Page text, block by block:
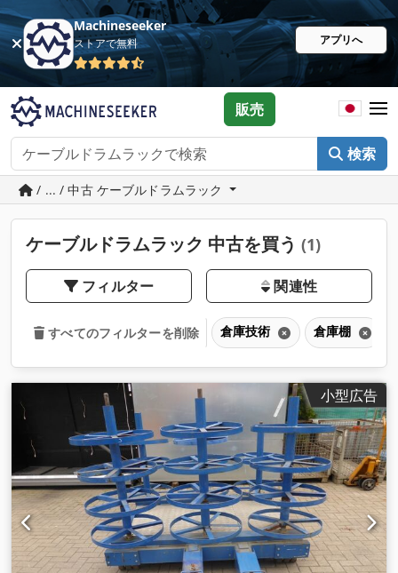
Machineseeker
ストアで無料 アプリへ
検索
販売
/ ... / 中古 ケーブルドラムラック
ケーブルドラムラック 中古を買う (1)
フィルター 関連性
すべてのフィルターを削除 倉庫技術 倉庫棚
小型広告